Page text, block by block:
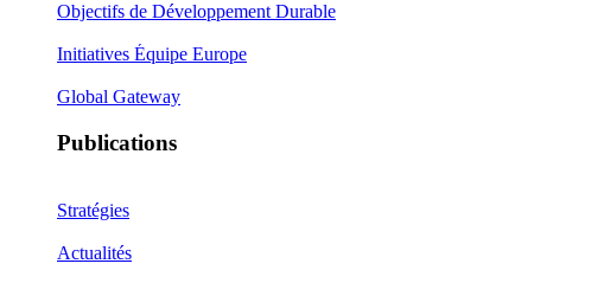
Objectifs de Développement Durable
Initiatives Équipe Europe
Global Gateway
Publications
Stratégies
Actualités